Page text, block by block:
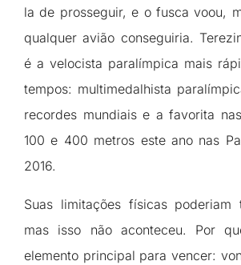
la de prosseguir, e o fusca voou,
qualquer avião conseguiria.
é a velocista paralímpica mais
tempos: multimedalhista
recordes mundiais e a favorita
100 e 400 metros este ano nas
2016.
Suas limitações físicas poderiam
mas isso não aconteceu. Por
elemento principal para vencer: